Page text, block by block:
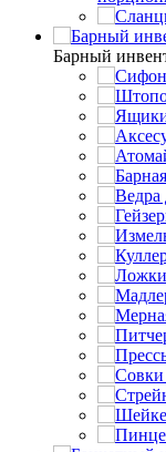
Барный